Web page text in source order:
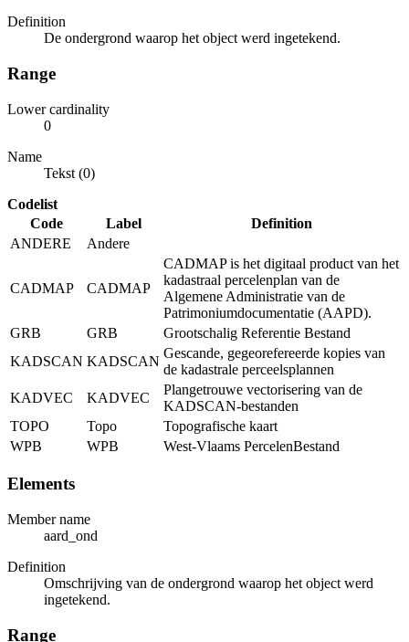
Definition
De ondergrond waarop het object werd ingetekend.
Range
Lower cardinality
0
Name
Tekst (0)
Codelist
Code
Label
Definition
ANDERE
Andere
CADMAP CADMAP
CADMAP is het digitaal product van het
kadastraal percelenplan van de
Algemene Administratie van de
Patrimoniumdocumentatie (AAPD).
GRB
GRB
Grootschalig Referentie Bestand
KADSCAN KADSCAN
Gescande, gegeorefereerde kopies van
de kadastrale perceelsplannen
KADVEC
KADVEC
Plangetrouwe vectorisering van de
KADSCAN-bestanden
TOPO
Topo
Topografische kaart
WPB
WPB West-Vlaams PercelenBestand
Elements
Member name
aard_ond
Definition
Omschrijving van de ondergrond waarop het object werd
ingetekend.
Range